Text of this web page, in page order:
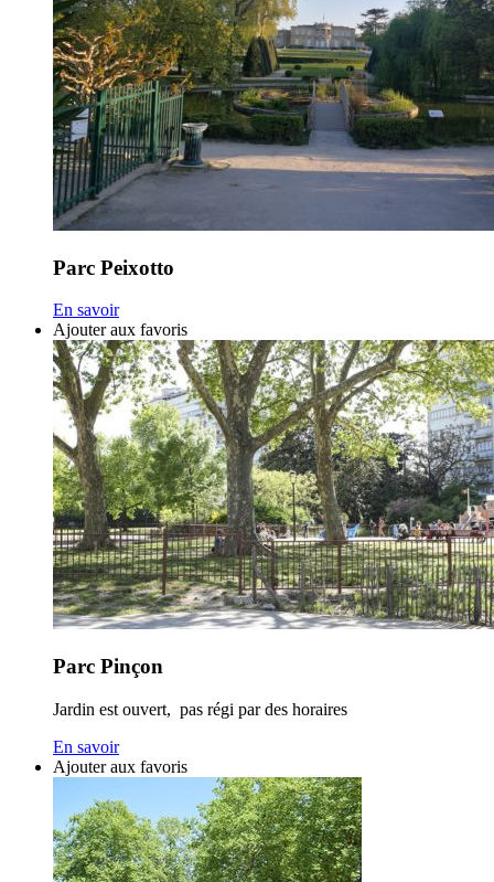
Parc Peixotto
En savoir
Ajouter aux favoris
Parc Pinçon
Jardin est ouvert, pas régi par des horaires
En savoir
Ajouter aux favoris